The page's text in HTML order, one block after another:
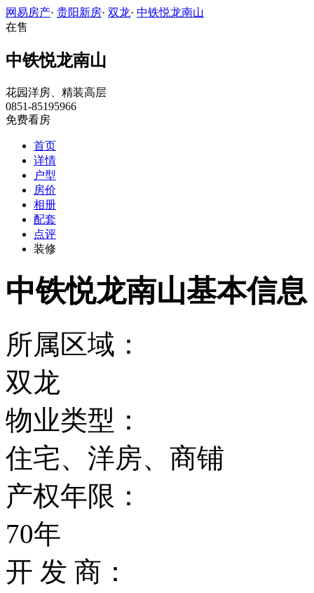
网易房产· 贵阳新房· 双龙· 中铁悦龙南山
在售
中铁悦龙南山
花园洋房、精装高层
0851-85195966
免费看房
首页
详情
户型
房价
相册
配套
点评
装修
中铁悦龙南山基本信息
所属区域：
双龙
物业类型：
住宅、洋房、商铺
产权年限：
70年
开 发 商：